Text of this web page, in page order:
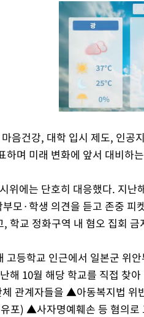
음건강, 대학 입시 제도, 인공
하며 미래 변화에 앞서 대비하
위에는 단호히 대응했다. 지
모·학생 의견을 듣고 존중 피
, 학교 정화구역 내 혐오 집회
고등학교 인근에서 일본군 위
해 10월 해당 학교를 직접 찾
체 관계자들을 ▲아동복지법
포) ▲사자명예훼손 등 혐의로